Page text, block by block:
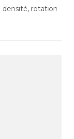
densité, rotation